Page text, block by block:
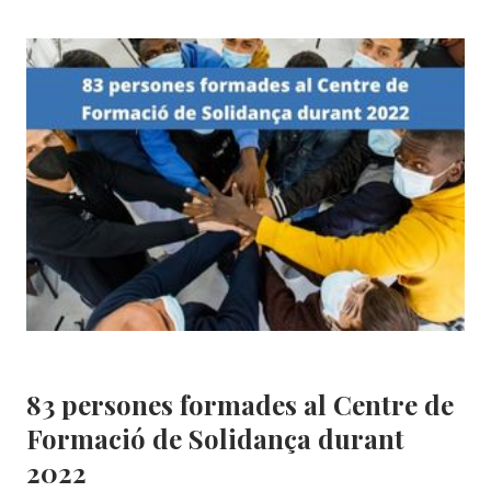
FES
LA
TEVA
APORTACIÓ
AMB
FUNDACIÓ
SOLIDANÇA
83 persones formades al Centre de
Formació de Solidança durant
2022